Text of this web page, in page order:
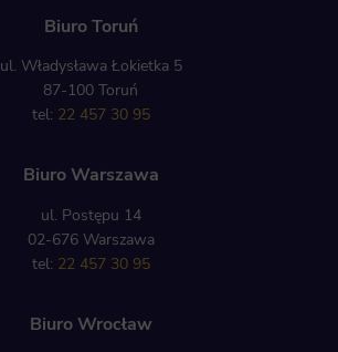
Biuro Toruń
ul. Władysława Łokietka 5
87-100 Toruń
tel: 22 457 30 95
Biuro Warszawa
ul. Postępu 14
02-676 Warszawa
tel: 22 457 30 95
Biuro Wrocław